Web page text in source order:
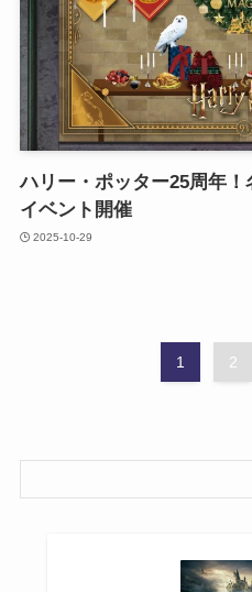
ハリー・ポッター25周年
イベント開催
2025-10-29
1 2